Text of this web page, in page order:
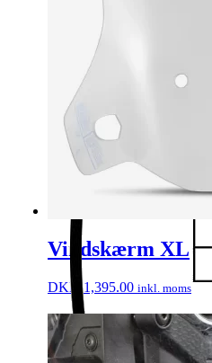
Vindskærm XL
DKK1,395.00 inkl. moms